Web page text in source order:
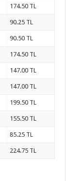
174.50 TL
90.25 TL
90.50 TL
174.50 TL
147.00 TL
147.00 TL
199.50 TL
155.50 TL
85.25 TL
224.75 TL